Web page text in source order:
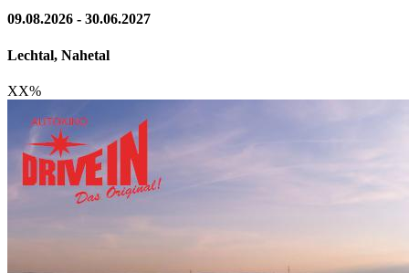
09.08.2026 - 30.06.2027
Lechtal, Nahetal
XX%